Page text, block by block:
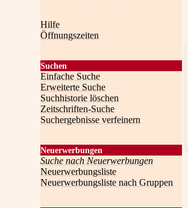
Hilfe
Öffnungszeiten
Suchen
Einfache Suche
Erweiterte Suche
Suchhistorie löschen
Zeitschriften-Suche
Suchergebnisse verfeinern
Neuerwerbungen
Suche nach Neuerwerbungen
Neuerwerbungsliste
Neuerwerbungsliste nach Gruppen